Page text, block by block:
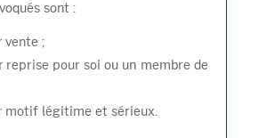
sont :
vente ;
reprise pour soi ou un membre de
motif légitime et sérieux.